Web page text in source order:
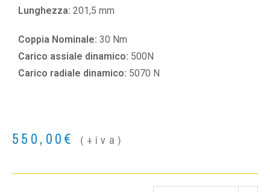
Lunghezza: 201,5 mm
Coppia Nominale: 30 Nm
Carico assiale dinamico: 500N
Carico radiale dinamico: 5070 N
550,00€ (+iva)